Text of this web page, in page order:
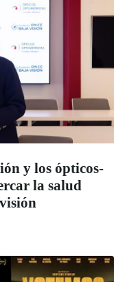
y los ópticos-
la salud